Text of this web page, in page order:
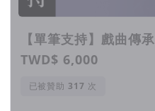
【單筆支持】戲曲傳承
TWD$ 6,000
已被贊助 次